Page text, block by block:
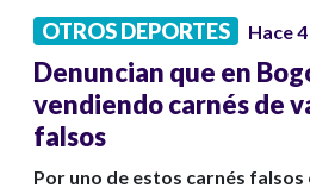
OTROS DEPORTES Hace
Denuncian que en
vendiendo carnés de
falsos
Por uno de estos carnés